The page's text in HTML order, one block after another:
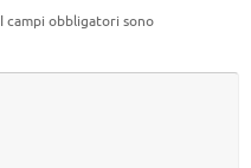
I campi obbligatori sono